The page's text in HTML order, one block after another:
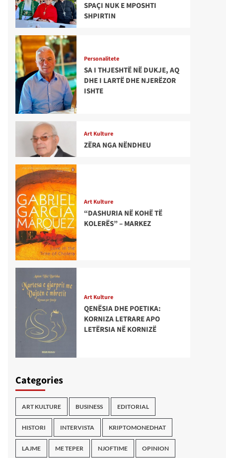
SPAÇI NUK E MPOSHTI
SHPIRTIN
Personalitete
SA I THJESHTË NË DUKJE, AQ
DHE I LARTË DHE NJERËZOR
ISHTE
Art Kulture
ZËRA NGA NËNDHEU
Art Kulture
“DASHURIA NË KOHË TË
KOLERËS” – MARKEZ
Art Kulture
QENËSIA DHE POETIKA:
KORNIZA LETRARE APO
LETËRSIA NË KORNIZË
Categories
ART KULTURE BUSINESS EDITORIAL
HISTORI INTERVISTA KRIPTOMONEDHAT
LAJME ME TEPER NJOFTIME OPINION